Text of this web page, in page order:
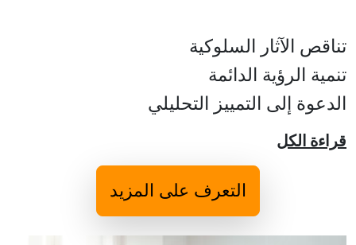
تناقص الآثار السلوكية
تنمية الرؤية الدائمة
الدعوة إلى التمييز التحليلي
قراءة الكل
التعرف على المزيد